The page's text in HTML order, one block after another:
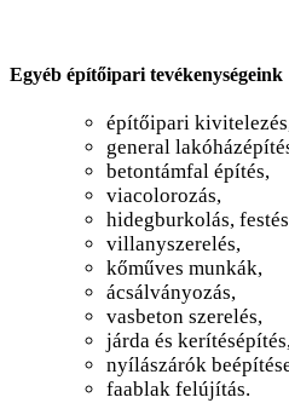
Egyéb építőipari tevékenységeink
építőipari
general
betontámfal építés,
viacolorozás,
hidegburkolás,
villanyszerelés,
kőműves munkák,
ácsálványozás,
vasbeton szerelés,
járda és
nyílászárók
faablak felújítás.